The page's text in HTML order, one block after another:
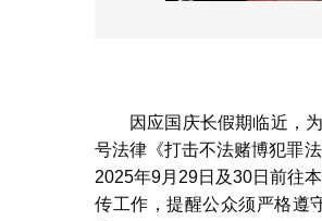
因应国庆长假期临近，
号法律《打击不法赌博犯罪
2025年9月29日及30日前往
传工作，提醒公众须严格遵